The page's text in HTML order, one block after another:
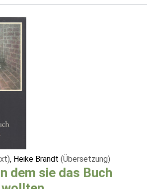
, Heike Brandt (Übersetzung)
dem sie das Buch